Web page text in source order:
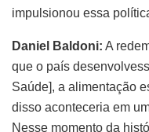
impulsionou essa
Daniel Baldoni: A
que o país
Saúde], a alimentação
disso aconteceria em
Nesse momento da